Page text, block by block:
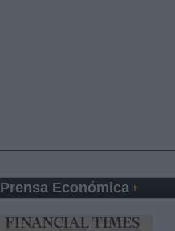
Prensa Económica